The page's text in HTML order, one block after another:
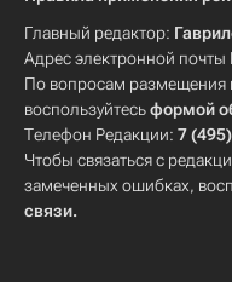
Главный редактор:
Адрес электронной почты
По вопросам размещения
воспользуйтесьформой
Телефон Редакции: 7
Чтобы связаться с
замеченных ошибках,
связи.